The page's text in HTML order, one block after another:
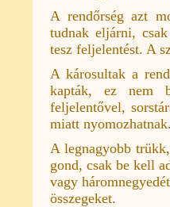
A rendőrség azt
tudnak eljárni,
tesz feljelentést. A
A károsultak a
kapták, ez nem
feljelentővel,
miatt
A legnagyobb
gond, csak be kell
vagy
összegeket.